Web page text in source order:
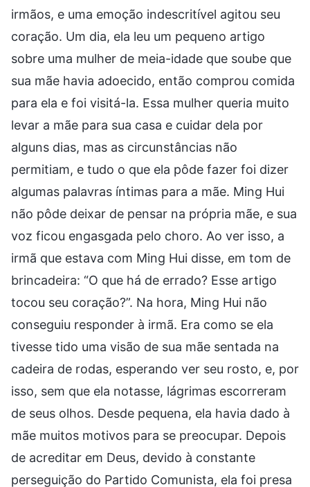
irmãos, e uma emoção indescritível agitou seu
coração. Um dia, ela leu um pequeno artigo
sobre uma mulher de meia-idade que soube que
sua mãe havia adoecido, então comprou comida
para ela e foi visitá-la. Essa mulher queria muito
levar a mãe para sua casa e cuidar dela por
alguns dias, mas as circunstâncias não
permitiam, e tudo o que ela pôde fazer foi dizer
algumas palavras íntimas para a mãe. Ming Hui
não pôde deixar de pensar na própria mãe, e sua
voz ficou engasgada pelo choro. Ao ver isso, a
irmã que estava com Ming Hui disse, em tom de
brincadeira: “O que há de errado? Esse artigo
tocou seu coração?”. Na hora, Ming Hui não
conseguiu responder à irmã. Era como se ela
tivesse tido uma visão de sua mãe sentada na
cadeira de rodas, esperando ver seu rosto, e, por
isso, sem que ela notasse, lágrimas escorreram
de seus olhos. Desde pequena, ela havia dado à
mãe muitos motivos para se preocupar. Depois
de acreditar em Deus, devido à constante
perseguição do Partido Comunista, ela foi presa